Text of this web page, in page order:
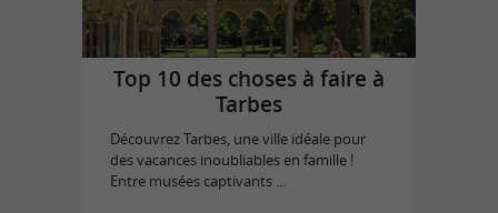
Top 10 des choses à faire à
Tarbes
Découvrez Tarbes, une ville idéale pour
des vacances inoubliables en famille !
Entre musées captivants ...